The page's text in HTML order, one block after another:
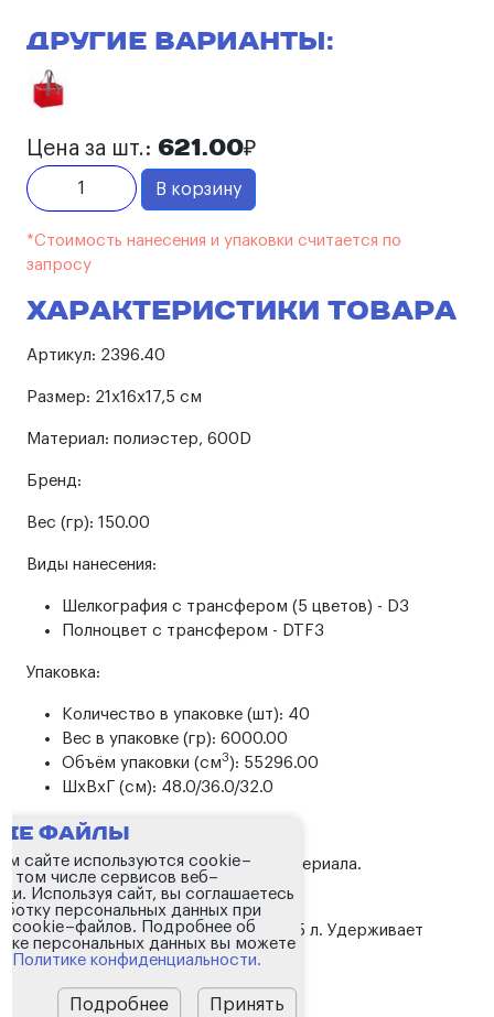
Другие варианты:
Цена за шт.: 621.00₽
В корзину
*Стоимость нанесения и упаковки считается по
запросу
Характеристики товара
Артикул: 2396.40
Размер: 21х16х17,5 см
Материал: полиэстер, 600D
Бренд:
Вес (гр): 150.00
Виды нанесения:
Шелкография с трансфером (5 цветов) - D3
Полноцвет с трансфером - DTF3
Упаковка:
Количество в упаковке (шт): 40
Вес в упаковке (гр): 6000.00
Объём упаковки (см3): 55296.00
ШxВxГ (см): 48.0/36.0/32.0
Описание:
Сумка из термоизоляционного материала.
Объем 3 л. Вмещает 6 банок по 0,5 л. Удерживает
температуру до 6 часов.
файлы
сайте используются cookie–
том числе сервисов веб–
Используя сайт, вы соглашаетесь
персональных данных при
cookie–файлов. Подробнее об
персональных данных вы можете
Политике конфиденциальности.
Подробнее Принять